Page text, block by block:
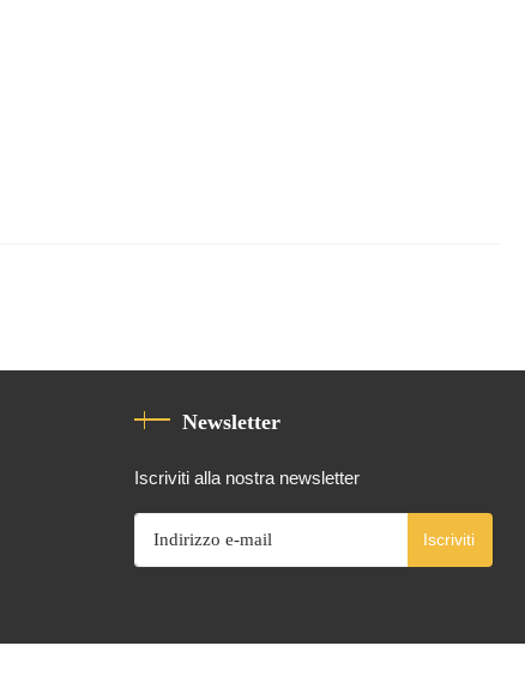
Newsletter
Iscriviti alla nostra newsletter
Iscriviti